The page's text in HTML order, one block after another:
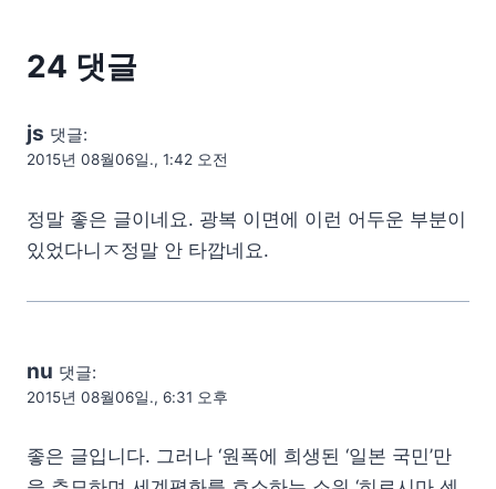
24 댓글
js 댓글:
2015년 08월06일., 1:42 오전
정말 좋은 글이네요. 광복 이면에 이런 어두운 부분이
있었다니ㅈ정말 안 타깝네요.
nu 댓글:
2015년 08월06일., 6:31 오후
좋은 글입니다. 그러나 ‘원폭에 희생된 ‘일본 국민’만